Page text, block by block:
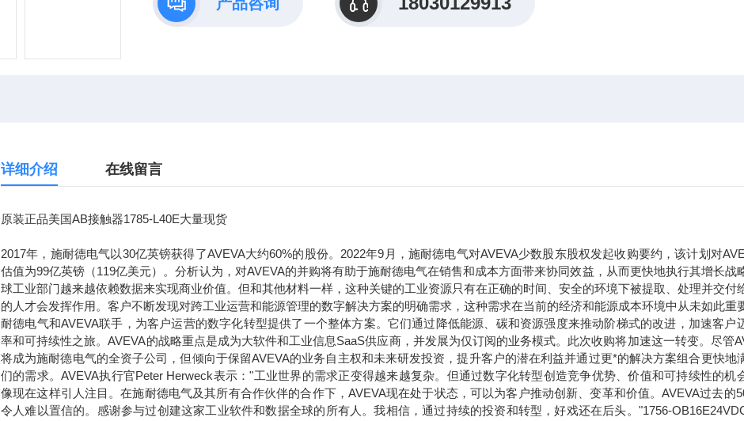
详细介绍 在线留言
原装正品美国AB接触器1785-L40E大量现货
2017年，施耐德电气以30亿英镑获得了AVEVA大约60%的股份。2022年9月，施耐德电气对AVEVA少数股东股权发起收购要约，该计划对
估值为99亿英镑（119亿美元）。分析认为，对AVEVA的并购将有助于施耐德电气在销售和成本方面带来协同效益，从而更快地执行其增长战
球工业部门越来越依赖数据来实现商业价值。但和其他材料一样，这种关键的工业资源只有在正确的时间、安全的环境下被提取、处理并交付
的人才会发挥作用。客户不断发现对跨工业运营和能源管理的数字解决方案的明确需求，这种需求在当前的经济和能源成本环境中从未如此重
耐德电气和AVEVA联手，为客户运营的数字化转型提供了一个整体方案。它们通过降低能源、碳和资源强度来推动阶梯式的改进，加速客户
率和可持续性之旅。AVEVA的战略重点是成为大软件和工业信息SaaS供应商，并发展为仅订阅的业务模式。此次收购将加速这一转变。尽管
将成为施耐德电气的全资子公司，但倾向于保留AVEVA的业务自主权和未来研发投资，提升客户的潜在利益并通过更*的解决方案组合更快地
们的需求。AVEVA执行官Peter Herweck表示："工业世界的需求正变得越来越复杂。但通过数字化转型创造竞争优势、价值和可持续性的机
像现在这样引人注目。在施耐德电气及其所有合作伙伴的合作下，AVEVA现在处于状态，可以为客户推动创新、变革和价值。AVEVA过去的
令人难以置信的。感谢参与过创建这家工业软件和数据全球的所有人。我相信，通过持续的投资和转型，好戏还在后头。"1756-